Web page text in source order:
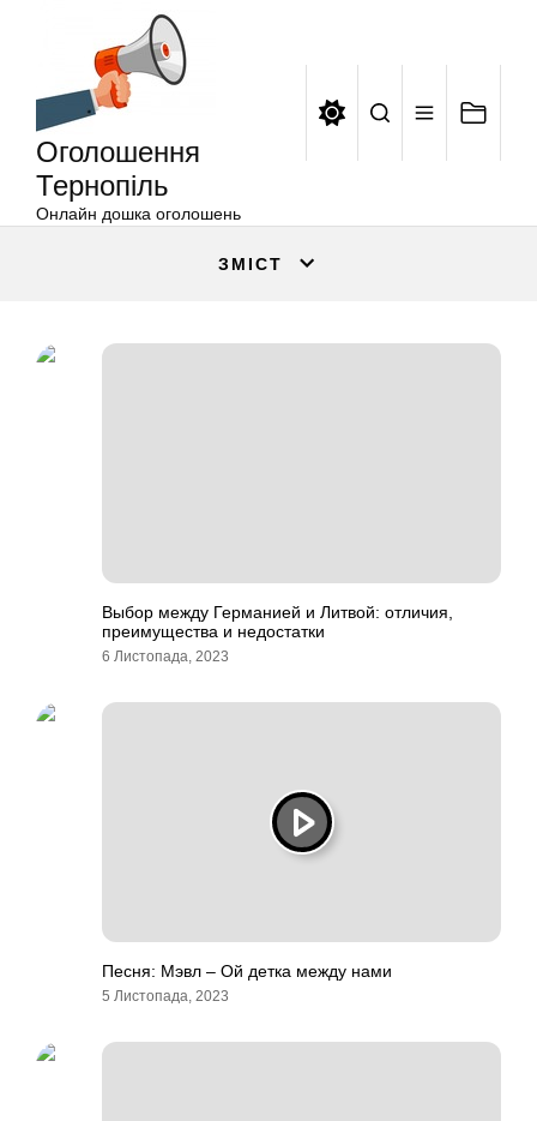
Оголошення
Тернопіль
Онлайн дошка оголошень
ЗМІСТ
Выбор между Германией и Литвой: отличия,
преимущества и недостатки
6 Листопада, 2023
Песня: Мэвл – Ой детка между нами
5 Листопада, 2023